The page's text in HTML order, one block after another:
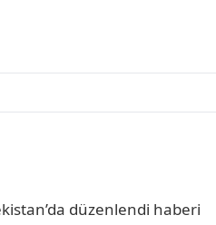
düzenlendi haberi